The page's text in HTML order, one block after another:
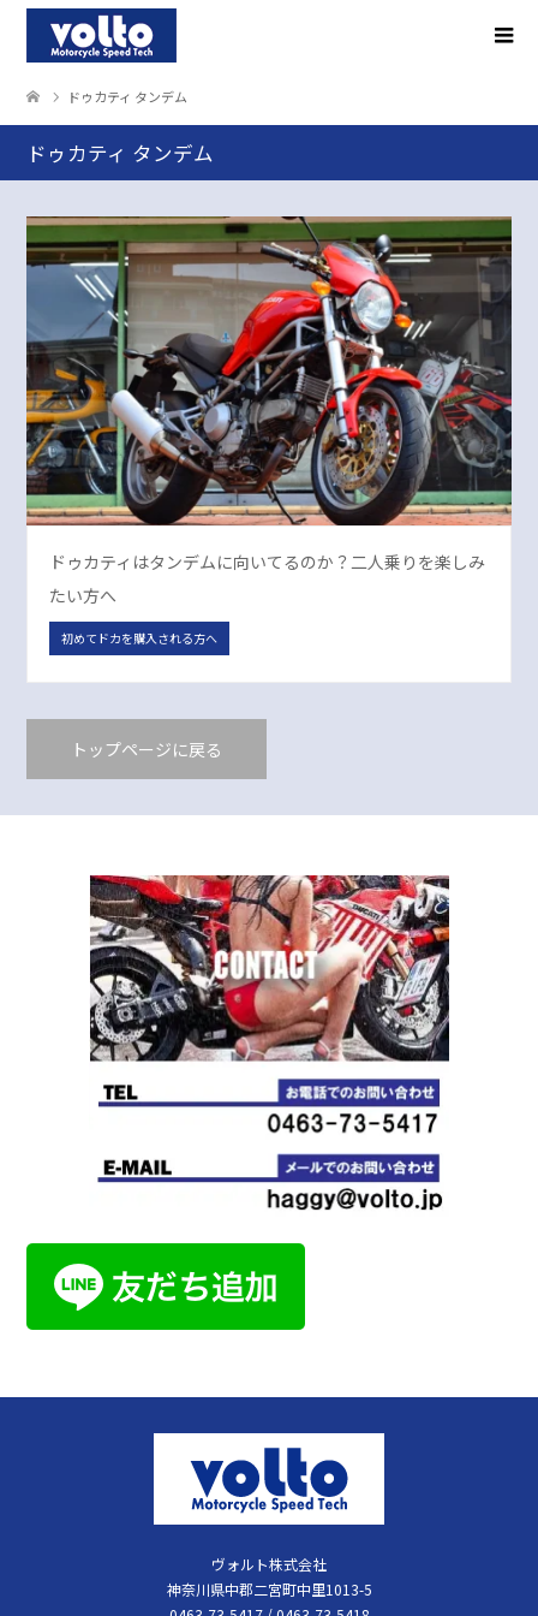
ドゥカティ タンデム
ドゥカティ タンデム
ドゥカティはタンデムに向いてるのか？二人乗りを楽しみ
たい方へ
初めてドカを購入される方へ
トップページに戻る
ヴォルト株式会社
神奈川県中郡二宮町中里1013-5